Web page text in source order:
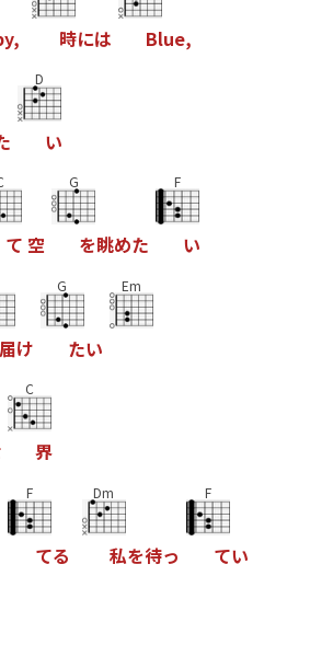
y, 時には Blue,
D
い
て 空
G
を眺めた
F
い
届け
G
たい
Em
C
界
F
てる
Dm
私を待っ
F
てい